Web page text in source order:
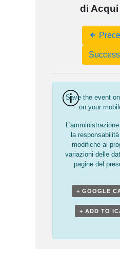
di Acqui
Navigation
Save the event
on your
la
modifiche ai
variazioni delle
pagine del
+ GOOGLE
+ ADD TO